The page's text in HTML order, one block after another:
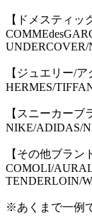
【ドメスティッ
UNDERCOVER/
【ジュエリー/
HERMES/
【スニーカーブ
NIKE/ADIDAS/
【その他ブラン
COMOLI/
TENDERLOIN/
※あくまで一例